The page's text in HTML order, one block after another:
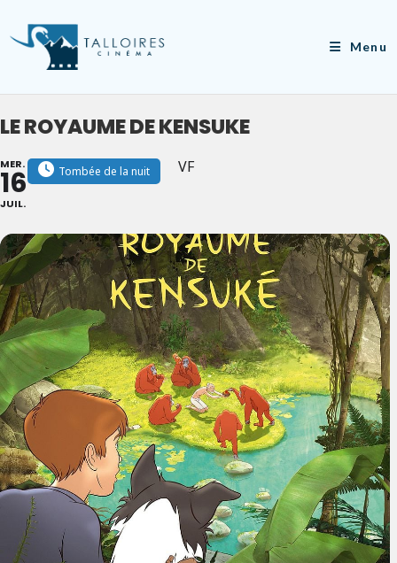
to
Menu
LE ROYAUME DE KENSUKE
MER.
16
JUIL.
Tombée de la nuit VF